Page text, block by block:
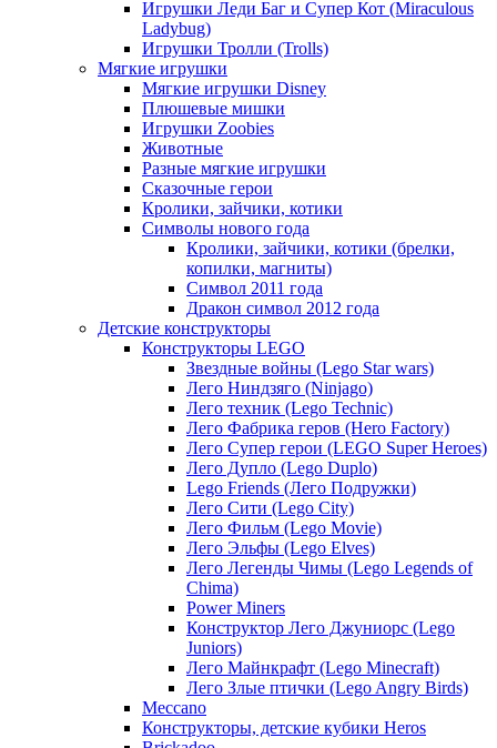
Игрушки Леди Баг и Супер Кот (Miraculous
Ladybug)
Игрушки Тролли (Trolls)
Мягкие игрушки
Мягкие игрушки Disney
Плюшевые мишки
Игрушки Zoobies
Животные
Разные мягкие игрушки
Сказочные герои
Кролики, зайчики, котики
Символы нового года
Кролики, зайчики, котики (брелки,
копилки, магниты)
Cимвол 2011 года
Дракон символ 2012 года
Детские конструкторы
Конструкторы LEGO
Звездные войны (Lego Star wars)
Лего Ниндзяго (Ninjago)
Лего техник (Lego Technic)
Лего Фабрика геров (Hero Factory)
Лего Супер герои (LEGO Super Heroes)
Лего Дупло (Lego Duplo)
Lego Friends (Лего Подружки)
Лего Сити (Lego City)
Лего Фильм (Lego Movie)
Лего Эльфы (Lego Elves)
Лего Легенды Чимы (Lego Legends of
Chima)
Power Miners
Конструктор Лего Джуниорс (Lego
Juniors)
Лего Майнкрафт (Lego Minecraft)
Лего Злые птички (Lego Angry Birds)
Meccano
Конструкторы, детские кубики Heros